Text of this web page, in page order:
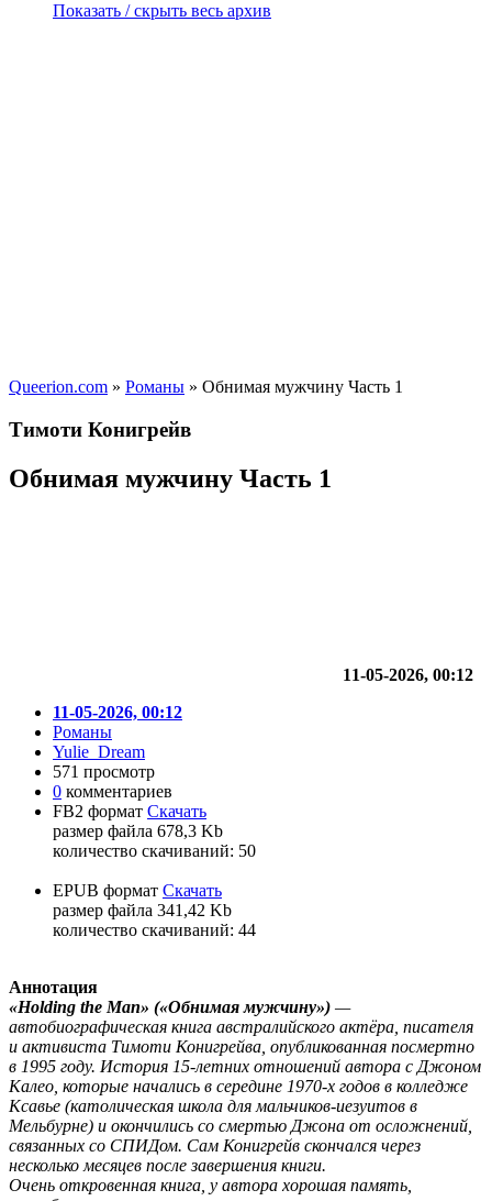
Показать / скрыть весь архив
Queerion.com » Романы » Обнимая мужчину Часть 1
Тимоти Конигрейв
Обнимая мужчину Часть 1
11-05-2026, 00:12
11-05-2026, 00:12
Романы
Yulie_Dream
571 просмотр
0 комментариев
FB2 формат Скачать
размер файла 678,3 Kb
количество cкачиваний: 50
EPUB формат Скачать
размер файла 341,42 Kb
количество cкачиваний: 44
Аннотация
«Holding the Man» («Обнимая мужчину») —
автобиографическая книга австралийского актёра, писателя
и активиста Тимоти Конигрейва, опубликованная посмертно
в 1995 году. История 15-летних отношений автора с Джоном
Калео, которые начались в середине 1970-х годов в колледже
Ксавье (католическая школа для мальчиков-иезуитов в
Мельбурне) и окончились со смертью Джона от осложнений,
связанных со СПИДом. Сам Конигрейв скончался через
несколько месяцев после завершения книги.
Очень откровенная книга, у автора хорошая память,